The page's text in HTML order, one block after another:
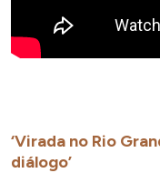
‘Virada no Rio
diálogo’